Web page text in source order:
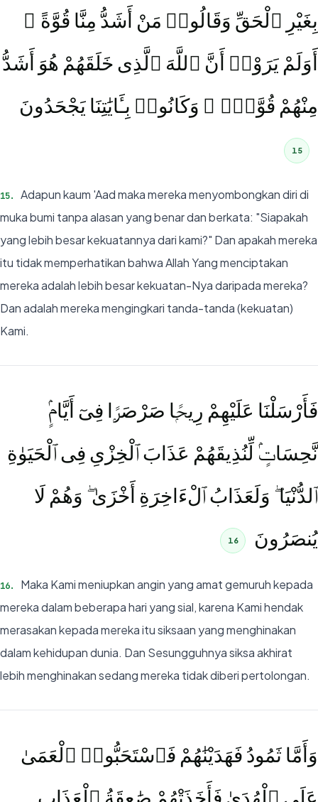
بِغَيْرِ ٱلْحَقِّ وَقَالُوا۟ مَنْ أَشَدُّ مِنَّا قُوَّةً ۖ
أَوَلَمْ يَرَوْا۟ أَنَّ ٱللَّهَ ٱلَّذِى خَلَقَهُمْ هُوَ أَشَدُّ
مِنْهُمْ قُوَّةًۭ ۖ وَكَانُوا۟ بِـَٔايَٰتِنَا يَجْحَدُونَ
15
15.
Adapun kaum 'Aad maka mereka menyombongkan diri di
muka bumi tanpa alasan yang benar dan berkata: "Siapakah
yang lebih besar kekuatannya dari kami?" Dan apakah mereka
itu tidak memperhatikan bahwa Allah Yang menciptakan
mereka adalah lebih besar kekuatan-Nya daripada mereka?
Dan adalah mereka mengingkari tanda-tanda (kekuatan)
Kami.
فَأَرْسَلْنَا عَلَيْهِمْ رِيحًۭا صَرْصَرًۭا فِىٓ أَيَّامٍۢ
نَّحِسَاتٍۢ لِّنُذِيقَهُمْ عَذَابَ ٱلْخِزْىِ فِى ٱلْحَيَوٰةِ
ٱلدُّنْيَا ۖ وَلَعَذَابُ ٱلْءَاخِرَةِ أَخْزَىٰ ۖ وَهُمْ لَا
يُنصَرُونَ
16
16.
Maka Kami meniupkan angin yang amat gemuruh kepada
mereka dalam beberapa hari yang sial, karena Kami hendak
merasakan kepada mereka itu siksaan yang menghinakan
dalam kehidupan dunia. Dan Sesungguhnya siksa akhirat
lebih menghinakan sedang mereka tidak diberi pertolongan.
وَأَمَّا ثَمُودُ فَهَدَيْنَٰهُمْ فَٱسْتَحَبُّوا۟ ٱلْعَمَىٰ
عَلَى ٱلْهُدَىٰ فَأَخَذَتْهُمْ صَٰعِقَةُ ٱلْعَذَابِ